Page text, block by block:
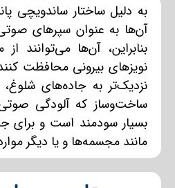
به دلیل ساختار ساندویچی
آن‌ها به عنوان سپرهای
بنابراین، آن‌ها می‌توانند
نویزهای بیرونی محافظت
نزدیک‌تر به جاده‌های شلوغ،
ساخت‌وساز که آلودگی
بسیار سودمند است و برای
مانند مجسمه‌ها و یا دیگر